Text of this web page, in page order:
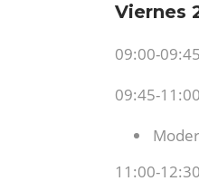
Viernes
09:00-
09:45-11:00
11:00-